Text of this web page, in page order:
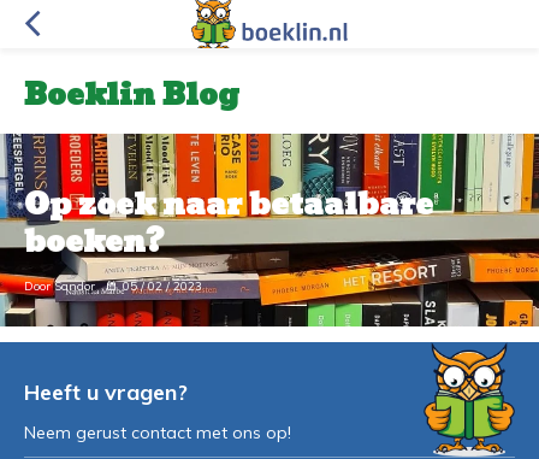
Boeklin Blog
Op zoek naar betaalbare
boeken?
Door Sandor 05 / 02 / 2023
Heeft u vragen?
Neem gerust contact met ons op!